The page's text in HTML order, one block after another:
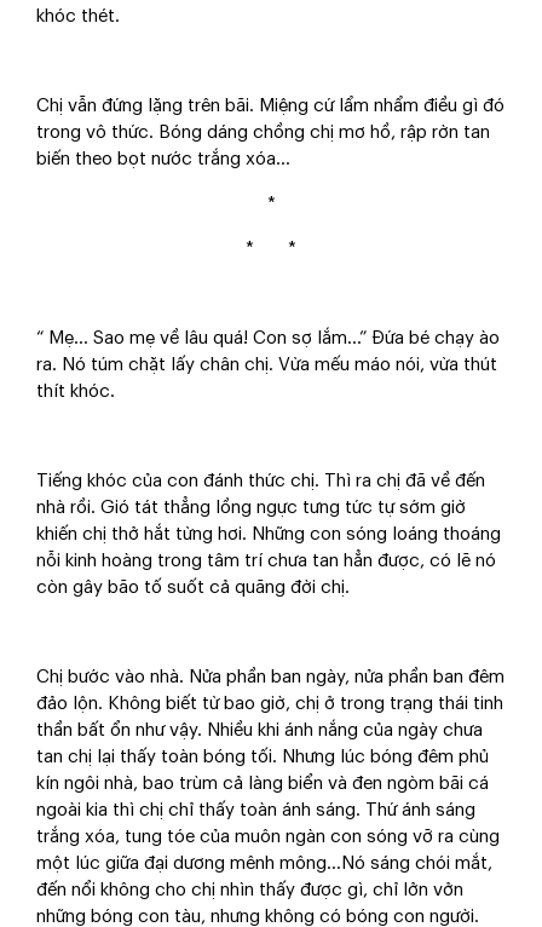
khóc thét.
Chị vẫn đứng lặng trên bãi. Miệng cứ lẩm nhẩm điều gì đó
trong vô thức. Bóng dáng chồng chị mơ hồ, rập rờn tan
biến theo bọt nước trắng xóa…
*
* *
“ Mẹ… Sao mẹ về lâu quá! Con sợ lắm…” Đứa bé chạy ào
ra. Nó túm chặt lấy chân chị. Vừa mếu máo nói, vừa thút
thít khóc.
Tiếng khóc của con đánh thức chị. Thì ra chị đã về đến
nhà rồi. Gió tát thẳng lồng ngực tưng tức tự sớm giờ
khiến chị thở hắt từng hơi. Những con sóng loáng thoáng
nỗi kinh hoàng trong tâm trí chưa tan hẳn được, có lẽ nó
còn gây bão tố suốt cả quãng đời chị.
Chị bước vào nhà. Nửa phần ban ngày, nửa phần ban đêm
đảo lộn. Không biết từ bao giờ, chị ở trong trạng thái tinh
thần bất ổn như vậy. Nhiều khi ánh nắng của ngày chưa
tan chị lại thấy toàn bóng tối. Nhưng lúc bóng đêm phủ
kín ngôi nhà, bao trùm cả làng biển và đen ngòm bãi cá
ngoài kia thì chị chỉ thấy toàn ánh sáng. Thứ ánh sáng
trắng xóa, tung tóe của muôn ngàn con sóng vỡ ra cùng
một lúc giữa đại dương mênh mông…Nó sáng chói mắt,
đến nổi không cho chị nhìn thấy được gì, chỉ lởn vởn
những bóng con tàu, nhưng không có bóng con người.